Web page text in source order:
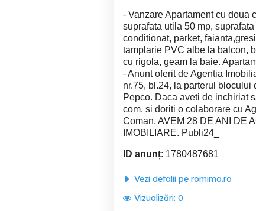
- Vanzare Apartament cu doua
suprafata utila 50 mp,
conditionat, parket,
tamplarie PVC albe la balcon,
cu rigola, geam la baie.
- Anunt oferit de Agentia
nr.75, bl.24, la parterul
Pepco. Daca aveti de inchiriat
com. si doriti o colaborare cu
Coman. AVEM 28 DE ANI DE
IMOBILIARE. Publi24_
ID anunț: 1780487681
Vezi detalii pe romimo.ro
Vizualizări: 0